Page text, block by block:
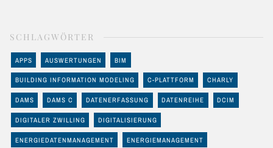
SCHLAGWÖRTER
APPS AUSWERTUNGEN BIM
BUILDING INFORMATION MODELING C-PLATTFORM CHARLY
DAMS DAMS C DATENERFASSUNG DATENREIHE DCIM
DIGITALER ZWILLING DIGITALISIERUNG
ENERGIEDATENMANAGEMENT ENERGIEMANAGEMENT